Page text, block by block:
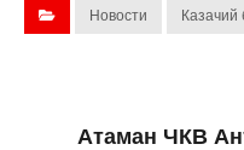
Новости Казачий
Атаман ЧКВ